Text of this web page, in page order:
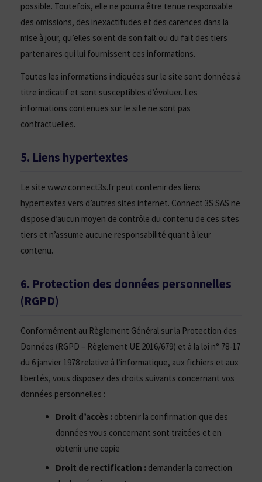
possible. Toutefois, elle ne pourra être tenue responsable
des omissions, des inexactitudes et des carences dans la
mise à jour, qu’elles soient de son fait ou du fait des tiers
partenaires qui lui fournissent ces informations.
Toutes les informations indiquées sur le site sont données à
titre indicatif et sont susceptibles d’évoluer. Les
informations contenues sur le site ne sont pas
contractuelles.
5. Liens hypertextes
Le site www.connect3s.fr peut contenir des liens
hypertextes vers d’autres sites internet. Connect 3S SAS ne
dispose d’aucun moyen de contrôle du contenu de ces sites
tiers et n’assume aucune responsabilité quant à leur
contenu.
6. Protection des données personnelles
(RGPD)
Conformément au Règlement Général sur la Protection des
Données (RGPD – Règlement UE 2016/679) et à la loi n° 78-17
du 6 janvier 1978 relative à l’informatique, aux fichiers et aux
libertés, vous disposez des droits suivants concernant vos
données personnelles :
Droit d’accès : obtenir la confirmation que des
données vous concernant sont traitées et en
obtenir une copie
Droit de rectification : demander la correction